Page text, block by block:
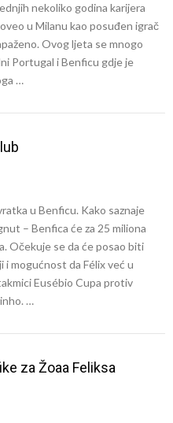
nekoliko godina karijera
u Milanu kao posuđen igrač
Ovog ljeta se mnogo
Portugal i Benficu gdje je
…
u Benficu. Kako saznaje
– Benfica će za 25 miliona
Očekuje se da će posao biti
i mogućnost da Félix već u
Eusébio Cupa protiv
…
za Žoaa Feliksa